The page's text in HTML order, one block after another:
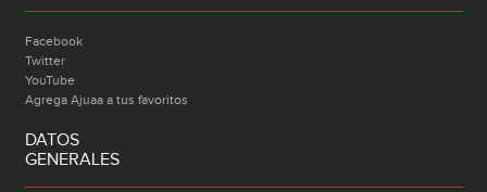
Facebook
Twitter
YouTube
Agrega Ajuaa a tus favoritos
DATOS
GENERALES